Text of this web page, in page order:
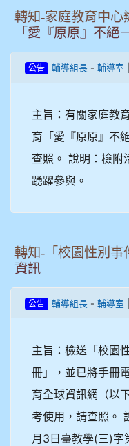
轉知-家庭教育中心
「愛『原原』不絕
公告 輔導組長 - 輔導室
主旨：有關家庭教
育「愛『原原』不
查照。 說明：檢附
踴躍參與。
轉知-「校園性別事
資訊
公告 輔導組長 - 輔導室
主旨：檢送「校園
冊」，並已將手冊
育全球資訊網（以
考使用，請查照。
月3日臺教學(三)字